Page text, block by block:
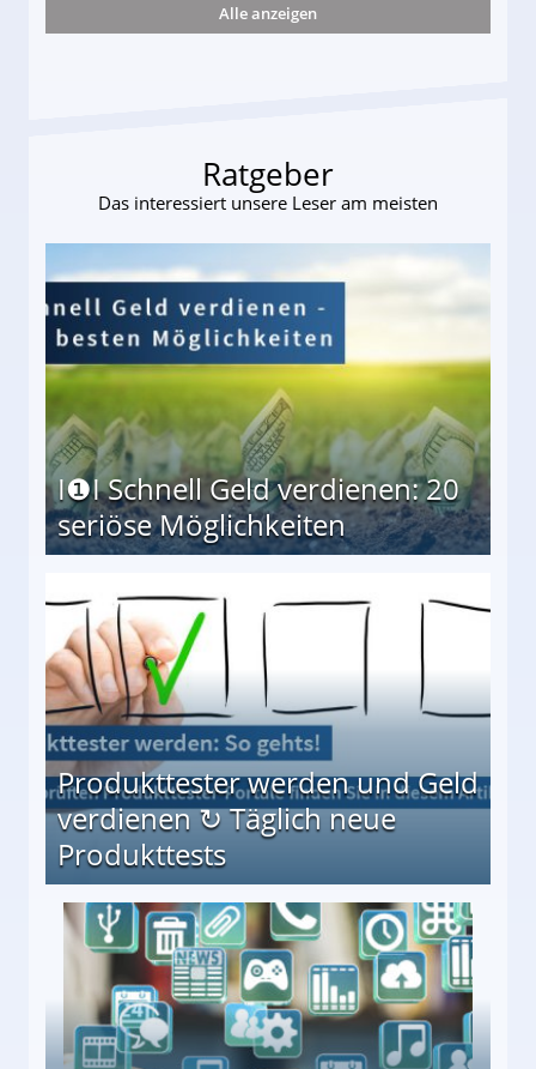
(34) in den finanziellen Ruin!
Alle anzeigen
Ratgeber
Das interessiert unsere Leser am meisten
I❶I Schnell Geld verdienen: 20
seriöse Möglichkeiten
Produkttester werden und Geld
verdienen ↻ Täglich neue
Produkttests
↻ Täglich neue Produkttests